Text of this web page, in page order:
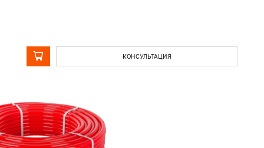
КОНСУЛЬТАЦИЯ